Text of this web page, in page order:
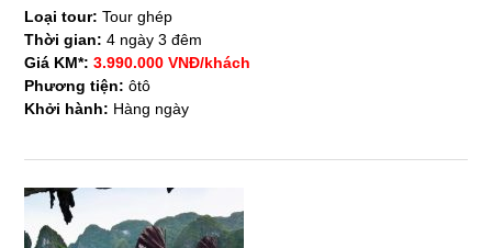
Loại tour:Tour ghép
Thời gian: 4 ngày 3 đêm
Giá KM*:3.990.000 VNĐ/khách
Phương tiện:ôtô
Khởi hành: Hàng ngày